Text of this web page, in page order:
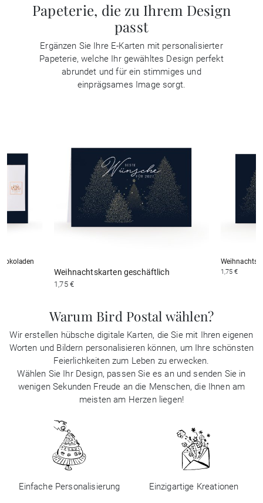
Papeterie, die zu Ihrem Design
passt
Ergänzen Sie Ihre E-Karten mit personalisierter
Papeterie, welche Ihr gewähltes Design perfekt
abrundet und für ein stimmiges und
einprägsames Image sorgt.
Weihnachtskarten geschäftlich
1,75 €
1,75 €
Warum Bird Postal wählen?
Wir erstellen hübsche digitale Karten, die Sie mit Ihren eigenen
Worten und Bildern personalisieren können, um Ihre schönsten
Feierlichkeiten zum Leben zu erwecken.
Wählen Sie Ihr Design, passen Sie es an und senden Sie in
wenigen Sekunden Freude an die Menschen, die Ihnen am
meisten am Herzen liegen!
Einfache Personalisierung Einzigartige Kreationen